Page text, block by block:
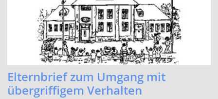
Elternbrief zum Umgang mit
übergriffigem Verhalten